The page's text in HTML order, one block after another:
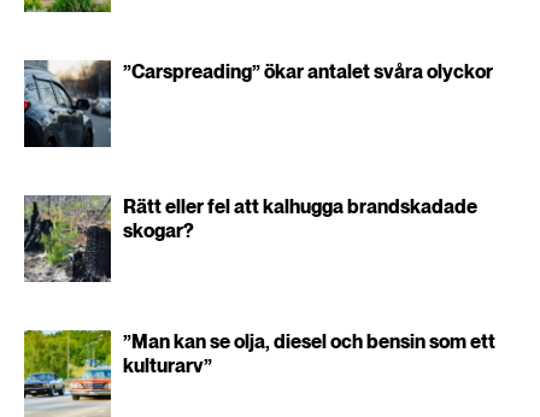
”Carspreading” ökar antalet svåra olyckor
Rätt eller fel att kalhugga brandskadade
skogar?
”Man kan se olja, diesel och bensin som ett
kulturarv”